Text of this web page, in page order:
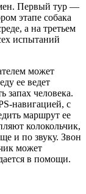
Первый тур —
этапе собака
а на третьем
испытаний
может
ее ведет
запах человека.
навигацией, с
маршрут ее
колокольчик,
и по звуку. Звон
может
в помощи.